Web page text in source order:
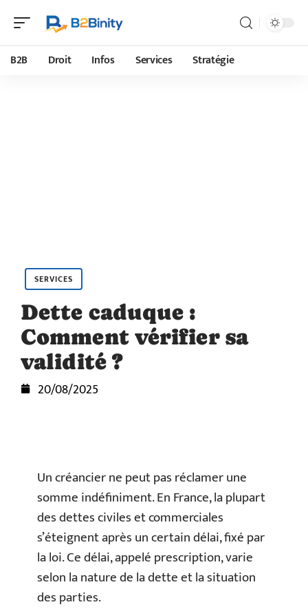
B2B Droit Infos Services Stratégie
SERVICES
Dette caduque :
Comment vérifier sa
validité ?
20/08/2025
Un créancier ne peut pas réclamer une
somme indéfiniment. En France, la plupart
des dettes civiles et commerciales
s’éteignent après un certain délai, fixé par
la loi. Ce délai, appelé prescription, varie
selon la nature de la dette et la situation
des parties.